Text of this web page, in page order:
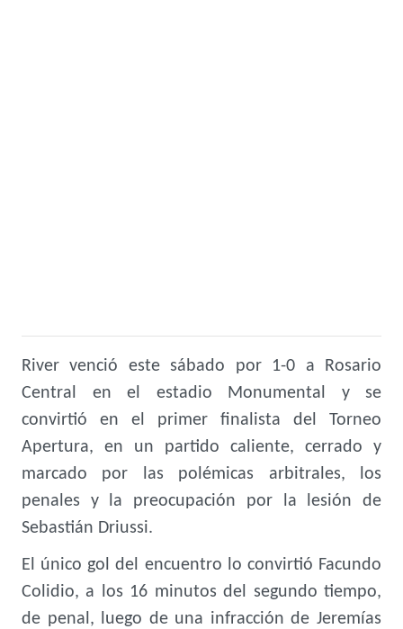
River venció este sábado por 1-0 a Rosario
Central en el estadio Monumental y se
convirtió en el primer finalista del Torneo
Apertura, en un partido caliente, cerrado y
marcado por las polémicas arbitrales, los
penales y la preocupación por la lesión de
Sebastián Driussi.
El único gol del encuentro lo convirtió Facundo
Colidio, a los 16 minutos del segundo tiempo,
de penal, luego de una infracción de Jeremías